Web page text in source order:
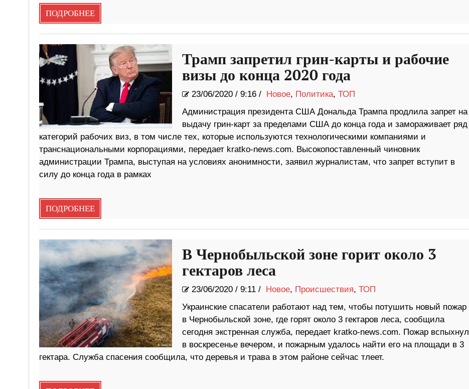
ПОДРОБНЕЕ
Трамп запретил грин-карты и рабочие
визы до конца 2020 года
23/06/2020/ 9:16 / Новое, Политика, ТОП
Администрация президента США Дональда Трампа продлила запрет на
выдачу грин-карт за пределами США до конца года и замораживает ряд
категорий рабочих виз, в том числе тех, которые используются технологическими компаниями и
транснациональными корпорациями, передает kratko-news.com. Высокопоставленный чиновник
администрации Трампа, выступая на условиях анонимности, заявил журналистам, что запрет вступит в
силу до конца года в рамках
ПОДРОБНЕЕ
В Чернобыльской зоне горит около 3
гектаров леса
23/06/2020/ 9:11 / Новое, Происшествия, ТОП
Украинские спасатели работают над тем, чтобы потушить новый пожар
в Чернобыльской зоне, где горят около 3 гектаров леса, сообщила
сегодня экстренная служба, передает kratko-news.com. Пожар вспыхнул
в воскресенье вечером, и пожарным удалось найти его на площади в 3
гектара. Служба спасения сообщила, что деревья и трава в этом районе сейчас тлеет.